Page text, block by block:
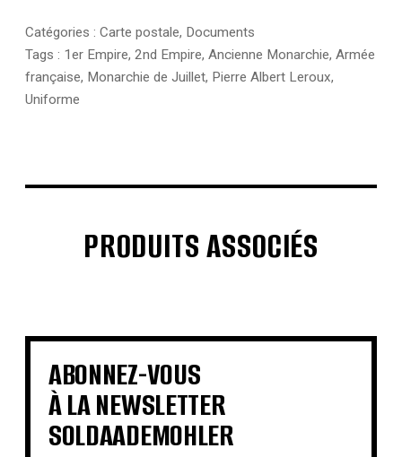
Catégories : Carte postale, Documents
Tags : 1er Empire, 2nd Empire, Ancienne Monarchie, Armée
française, Monarchie de Juillet, Pierre Albert Leroux,
Uniforme
PRODUITS ASSOCIÉS
€ €
€ €
ABONNEZ-VOUS
À LA NEWSLETTER
SOLDAADEMOHLER